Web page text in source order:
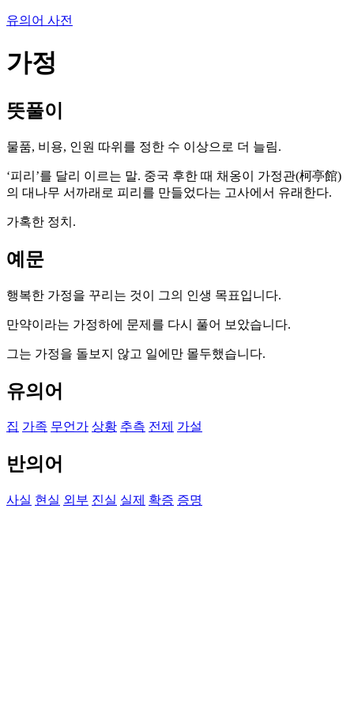
유의어 사전
가정
뜻풀이
물품, 비용, 인원 따위를 정한 수 이상으로 더 늘림.
‘피리’를 달리 이르는 말. 중국 후한 때 채옹이 가정관(柯亭館)
의 대나무 서까래로 피리를 만들었다는 고사에서 유래한다.
가혹한 정치.
예문
행복한 가정을 꾸리는 것이 그의 인생 목표입니다.
만약이라는 가정하에 문제를 다시 풀어 보았습니다.
그는 가정을 돌보지 않고 일에만 몰두했습니다.
유의어
집 가족 무언가 상황 추측 전제 가설
반의어
사실 현실 외부 진실 실제 확증 증명